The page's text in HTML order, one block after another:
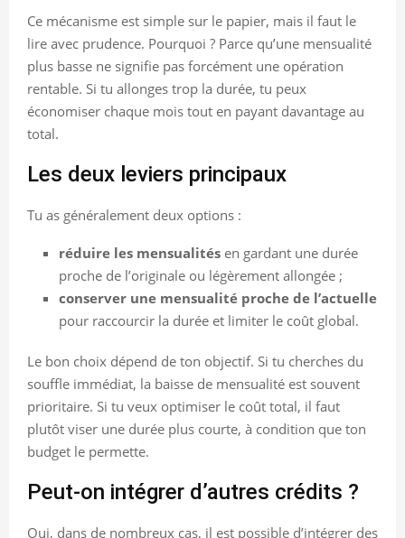
Ce mécanisme est simple sur le papier, mais il faut le
lire avec prudence. Pourquoi ? Parce qu’une mensualité
plus basse ne signifie pas forcément une opération
rentable. Si tu allonges trop la durée, tu peux
économiser chaque mois tout en payant davantage au
total.
Les deux leviers principaux
Tu as généralement deux options :
réduire les mensualités en gardant une durée
proche de l’originale ou légèrement allongée ;
conserver une mensualité proche de l’actuelle
pour raccourcir la durée et limiter le coût global.
Le bon choix dépend de ton objectif. Si tu cherches du
souffle immédiat, la baisse de mensualité est souvent
prioritaire. Si tu veux optimiser le coût total, il faut
plutôt viser une durée plus courte, à condition que ton
budget le permette.
Peut-on intégrer d’autres crédits ?
Oui, dans de nombreux cas, il est possible d’intégrer des